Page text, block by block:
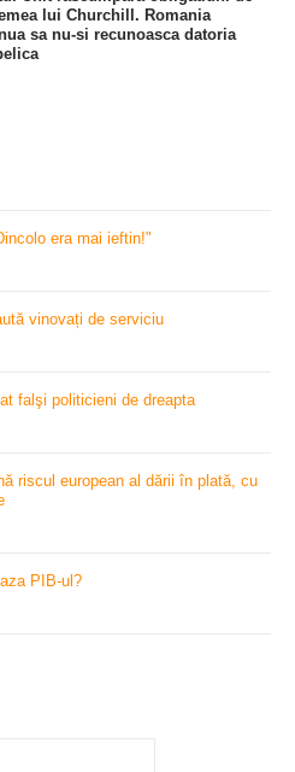
lui Churchill. Romania
sa nu-si recunoasca datoria
era mai ieftin!"
vinovați de serviciu
falşi politicieni de dreapta
riscul european al dării în plată, cu
PIB-ul?